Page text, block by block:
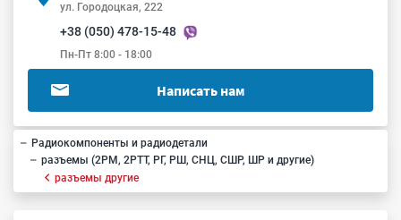
ул. Городоцкая, 222
+38 (050) 478-15-48
Пн-Пт 8:00 - 18:00
Написать нам
Радиокомпоненты и радиодетали
разъемы (2РМ, 2РТТ, РГ, РШ, СНЦ, СШР, ШР и другие)
разъемы другие